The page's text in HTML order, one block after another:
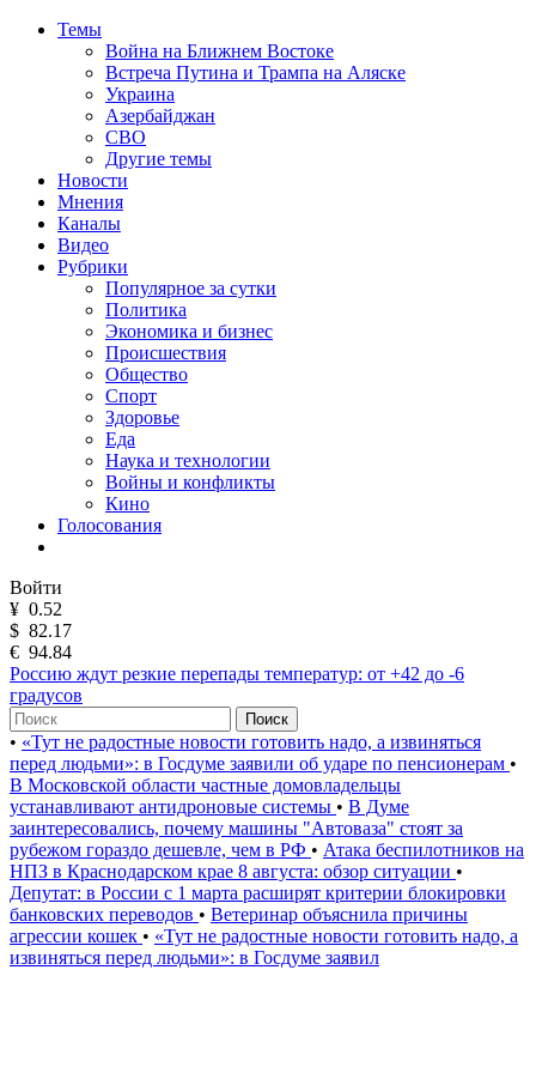
Темы
Война на Ближнем Востоке
Встреча Путина и Трампа на Аляске
Украина
Азербайджан
СВО
Другие темы
Новости
Мнения
Каналы
Видео
Рубрики
Популярное за сутки
Политика
Экономика и бизнес
Происшествия
Общество
Спорт
Здоровье
Еда
Наука и технологии
Войны и конфликты
Кино
Голосования
Войти
¥ 0.52
$ 82.17
€ 94.84
Россию ждут резкие перепады температур: от +42 до -6
градусов
Поиск
• «Тут не радостные новости готовить надо, а извиняться
перед людьми»: в Госдуме заявили об ударе по пенсионерам •
В Московской области частные домовладельцы
устанавливают антидроновые системы • В Думе
заинтересовались, почему машины "Автоваза" стоят за
рубежом гораздо дешевле, чем в РФ • Атака беспилотников на
НПЗ в Краснодарском крае 8 августа: обзор ситуации •
Депутат: в России с 1 марта расширят критерии блокировки
банковских переводов • Ветеринар объяснила причины
агрессии кошек • «Тут не радостные новости готовить надо, а
извиняться перед людьми»: в Госдуме заявил